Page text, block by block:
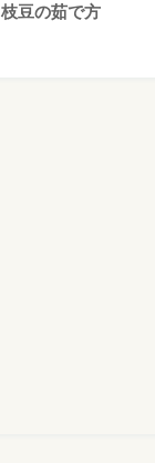
枝豆の茹で方